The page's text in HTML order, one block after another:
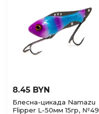
8.45 BYN
Блесна-цикада Namazu
Flipper L-50мм 15гр, №49